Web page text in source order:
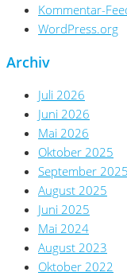
Kommentar-
WordPress.org
Archiv
Juli 2026
Juni 2026
Mai 2026
Oktober 2025
September 2025
August 2025
Juni 2025
Mai 2024
August 2023
Oktober 2022